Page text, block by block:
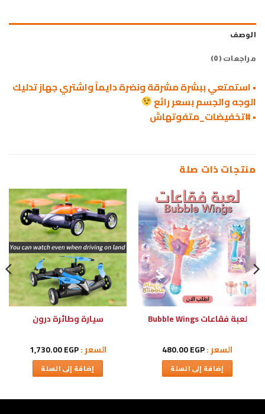
الوصف
مراجعات (0)
• استمتعي ببشرة مشرقة ونضرة دايماً واشتري جهاز تدليك
الوجه والجسم بسعر رائع
• #تخفيضات_متفوتهاش
منتجات ذات صلة
لعبة فقاعات Bubble Wings
السعر :
480.00EGP
إضافة إلى السلة
سيارة وطائرة درون
السعر :
1,730.00EGP
إضافة إلى السلة